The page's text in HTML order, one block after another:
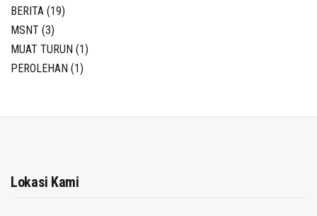
BERITA (19)
MSNT (3)
MUAT TURUN (1)
PEROLEHAN (1)
Lokasi Kami